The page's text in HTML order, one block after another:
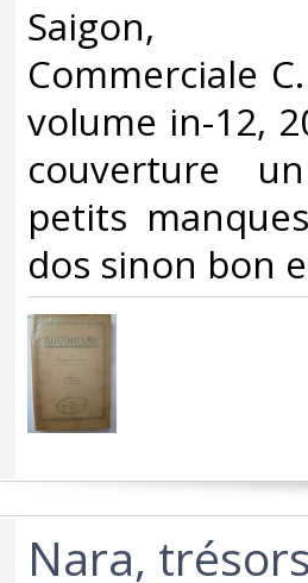
‎Saigon,
Commerciale
volume in-12,
couverture
petits
dos sinon bon
‎Nara,